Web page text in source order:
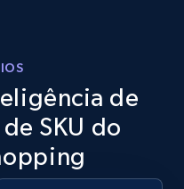
shops on eBay
Seller rating,
Root category, and
de
SKU do